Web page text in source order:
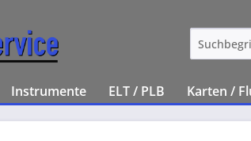
Instrumente ELT / PLB Karten /